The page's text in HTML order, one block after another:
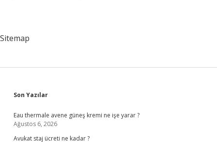
Sitemap
Sidebar
Son Yazılar
Eau thermale avene güneş kremi ne işe yarar ?
Ağustos 6, 2026
Avukat staj ücreti ne kadar ?